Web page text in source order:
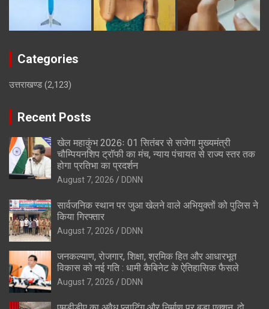
Categories
उत्तराखण्ड(2,123)
Recent Posts
खेल महाकुंभ 2026ः 01 सितंबर से सजेगा मुख्यमंत्री
चौम्पियनशिप ट्रॉफी का मंच, न्याय पंचायत से राज्य स्तर तक
होगा प्रतिभा का प्रदर्शन
August 7, 2026 DDNN
सार्वजनिक स्थान पर जुआ खेलने वाले अभियुक्तों को पुलिस ने
किया गिरफ्तार
August 7, 2026 DDNN
जनकल्याण, रोजगार, शिक्षा, श्रमिक हित और आधारभूत
विकास को नई गति : धामी कैबिनेट के ऐतिहासिक फैसले
August 7, 2026 DDNN